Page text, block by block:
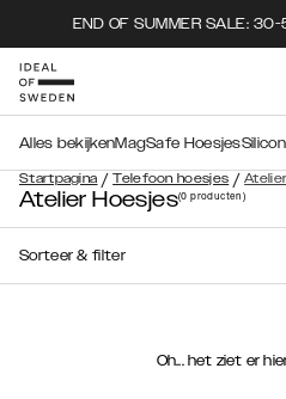
END OF SUMMER SALE:
Startpagina / Telefoon hoesjes /
Alles bekijkenMagSafe Hoesjes
Atelier Hoesjes(0producten)
Sorteer & filter
Oh... het ziet er